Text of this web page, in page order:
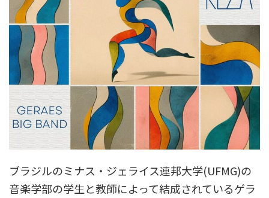
ブラジルのミナス・ジェライス連邦大学(UFMG)の
音楽学部の学生と教師によって結成されているゲラ